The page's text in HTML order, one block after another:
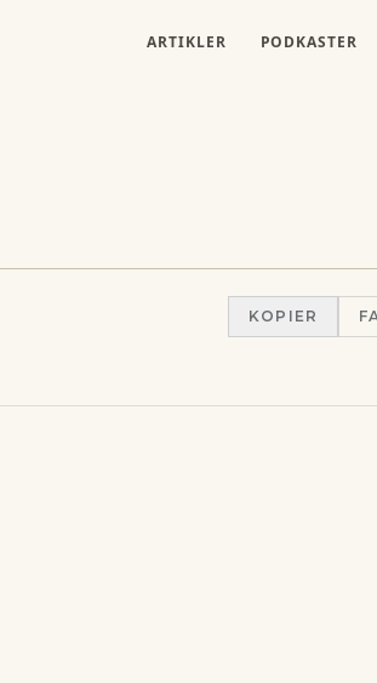
ARTIKLER PODKASTER
KOPIER